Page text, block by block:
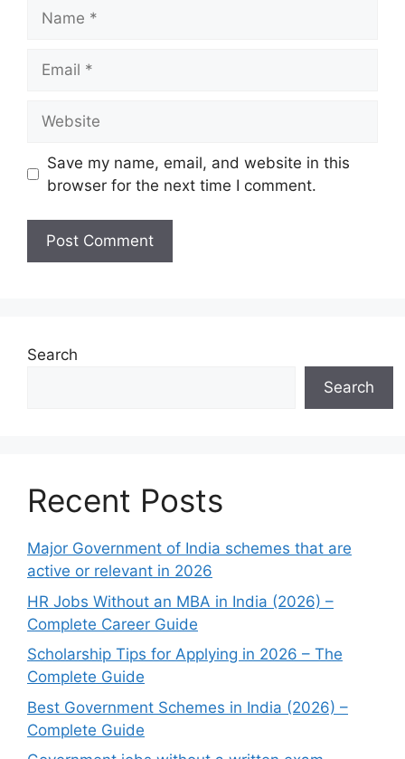
Save my name, email, and website in this
browser for the next time I comment.
Search
Search
Recent Posts
Major Government of India schemes that are
active or relevant in 2026
HR Jobs Without an MBA in India (2026) –
Complete Career Guide
Scholarship Tips for Applying in 2026 – The
Complete Guide
Best Government Schemes in India (2026) –
Complete Guide